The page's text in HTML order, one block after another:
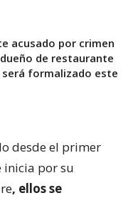
acusado por crimen
de restaurante
será formalizado este
desde el primer
inicia por su
, ellos se